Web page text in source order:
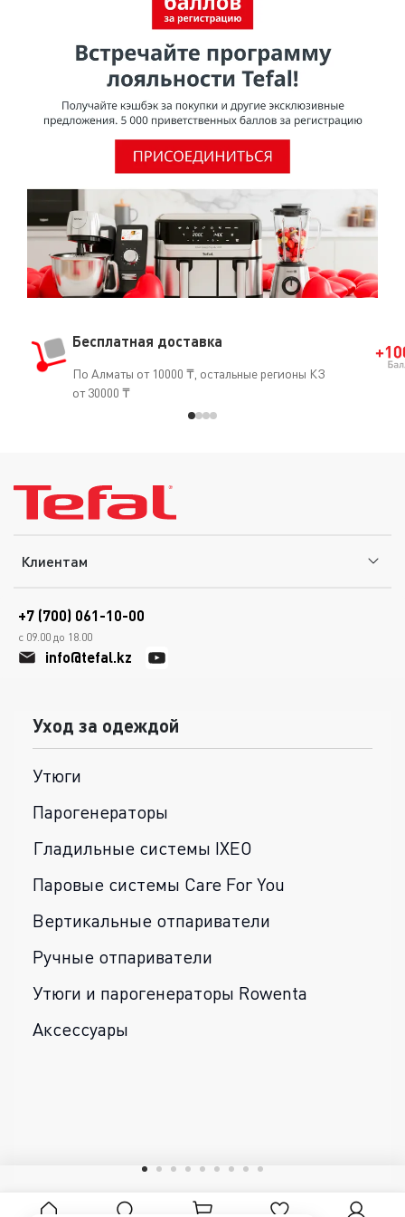
Бесплатная доставка
По Алматы от 10000 ₸, остальные регионы КЗ
от 30000 ₸
Клиентам
+7 (700) 061-10-00
с 09.00 до 18.00
info@tefal.kz
Уход за одеждой
Утюги
Парогенераторы
Гладильные системы IXEO
Паровые системы Care For You
Вертикальные отпариватели
Ручные отпариватели
Утюги и парогенераторы Rowenta
Аксессуары